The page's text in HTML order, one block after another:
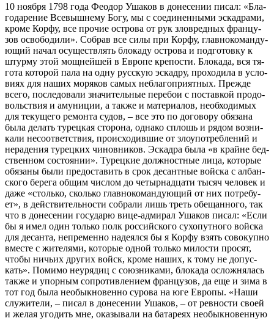
10 но­яб­ря 1798 го­да Фе­о­дор Уша­ков в до­не­се­нии пи­сал: «Бла­
го­да­ре­ние Все­выш­не­му Бо­гу, мы с со­еди­нен­ны­ми эс­кад­ра­ми,
кро­ме Кор­фу, все про­чие ост­ро­ва от рук зло­вред­ных фран­цу­
зов осво­бо­ди­ли». Со­брав все си­лы при Кор­фу, глав­но­ко­ман­ду­
ю­щий на­чал осу­ществ­лять бло­ка­ду ост­ро­ва и под­го­тов­ку к
штур­му этой мощ­ней­шей в Ев­ро­пе кре­по­сти. Бло­ка­да, вся тя­
го­та ко­то­рой па­ла на од­ну рус­скую эс­кад­ру, про­хо­ди­ла в усло­
ви­ях для на­ших мо­ря­ков са­мых небла­го­при­ят­ных. Преж­де
все­го, по­сле­до­ва­ли зна­чи­тель­ные пе­ре­бои с по­став­кой про­до­
воль­ствия и аму­ни­ции, а так­же и ма­те­ри­а­лов, необ­хо­ди­мых
для те­ку­ще­го ре­мон­та су­дов, – все это по до­го­во­ру обя­за­на
бы­ла де­лать ту­рец­кая сто­ро­на, од­на­ко сплошь и ря­дом воз­ни­
ка­ли несо­от­вет­ствия, про­ис­хо­див­шие от зло­упо­треб­ле­ний и
нера­де­ния ту­рец­ких чи­нов­ни­ков. Эс­кад­ра бы­ла «в крайне бед­
ствен­ном со­сто­я­нии». Ту­рец­кие долж­ност­ные ли­ца, ко­то­рые
обя­за­ны бы­ли предо­ста­вить в срок де­сант­ные вой­ска с ал­бан­
ско­го бе­ре­га об­щим чис­лом до че­тыр­на­дца­ти ты­сяч че­ло­век и
да­же «столь­ко, сколь­ко глав­но­ко­ман­ду­ю­щий от них по­тре­бу­
ет», в дей­стви­тель­но­сти со­бра­ли лишь треть обе­щан­но­го, так
что в до­не­се­нии го­су­да­рю ви­це-адми­рал Уша­ков пи­сал: «Ес­ли
бы я имел один толь­ко полк рос­сий­ско­го су­хо­пут­но­го вой­ска
для де­сан­та, непре­мен­но на­де­ял­ся бы я Кор­фу взять со­во­куп­но
вме­сте с жи­те­ля­ми, ко­то­рые од­ной толь­ко ми­ло­сти про­сят,
чтобы ни­чьих дру­гих войск, кро­ме на­ших, к то­му не до­пус­
кать». По­ми­мо неуря­диц с со­юз­ни­ка­ми, бло­ка­да ослож­ня­лась
так­же и упор­ным со­про­тив­ле­ни­ем фран­цу­зов, да еще и зи­ма в
тот год бы­ла необык­но­вен­но су­ро­ва на юге Ев­ро­пы. «На­ши
слу­жи­те­ли, – пи­сал в до­не­се­нии Уша­ков, – от рев­но­сти сво­ей
и же­лая уго­дить мне, ока­зы­ва­ли на ба­та­ре­ях необык­но­вен­ную